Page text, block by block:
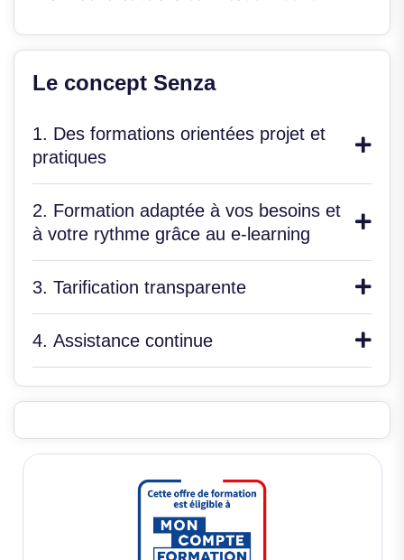
Le concept Senza
1. Des formations orientées projet et
pratiques
2. Formation adaptée à vos besoins et
à votre rythme grâce au e-learning
3. Tarification transparente
4. Assistance continue